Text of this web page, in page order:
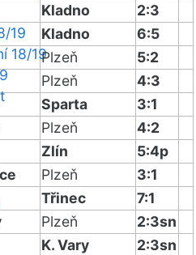
19
18/19
Kladno
2:3
Kladno
6:5
Plzeň
5:2
Plzeň
4:3
Sparta
3:1
Plzeň
4:2
Zlín
5:4p
Plzeň
3:1
Třinec
7:1
Plzeň
2:3sn
K. Vary
2:3sn